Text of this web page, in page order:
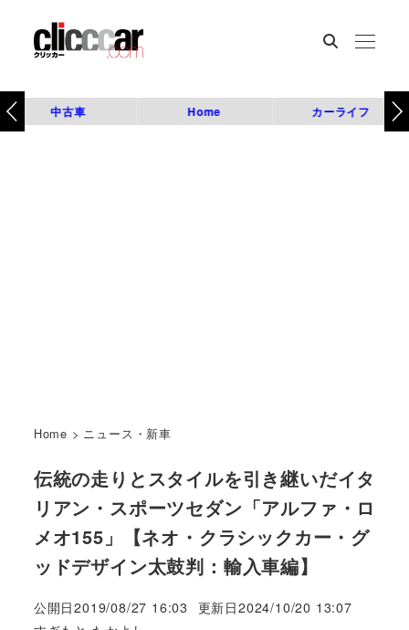
中古車 Home カーライフ
Home > ニュース・新車
伝統の走りとスタイルを引き継いだイタ
リアン・スポーツセダン「アルファ・ロ
メオ155」【ネオ・クラシックカー・グ
ッドデザイン太鼓判：輸入車編】
公開日2019/08/27 16:03 更新日2024/10/20 13:07